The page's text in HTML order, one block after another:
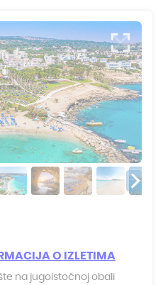
O IZLETIMA
na jugoistočnoj obali